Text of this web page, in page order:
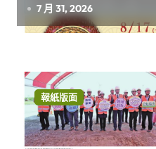
7 月 31, 2026
報紙版面